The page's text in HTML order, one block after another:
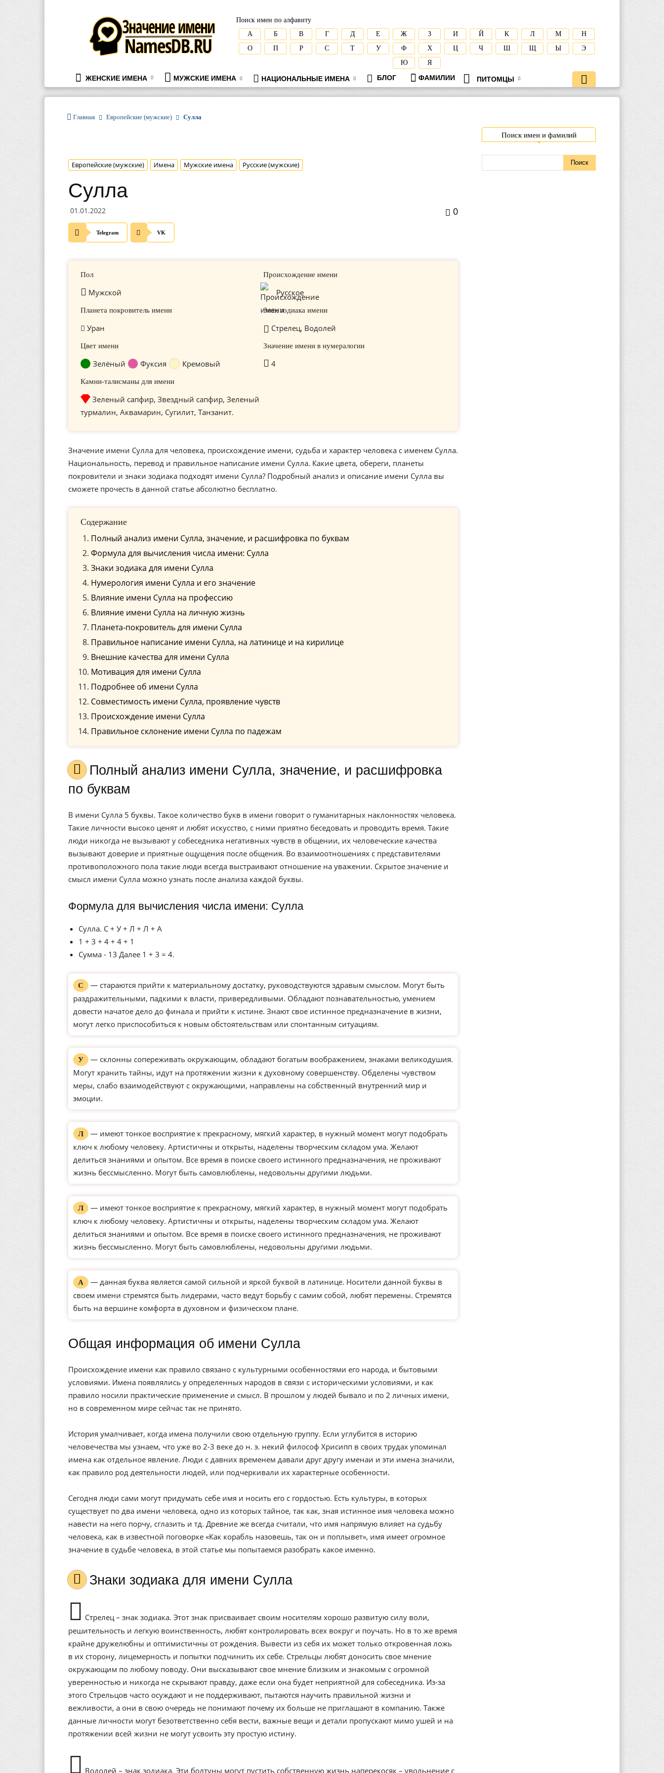
namesdb.ru
Поиск имен по алфавиту
А
Б В Г Д Е Ж З И Й К Л М
Н
О
П Р С Т У Ф Х Ц Ч Ш Щ Ы
Э
Ю
Я
ЖЕНСКИЕ ИМЕНА МУЖСКИЕ ИМЕНА НАЦИОНАЛЬНЫЕ ИМЕНА БЛОГ ФАМИЛИИ ПИТОМЦЫ
Главная Европейские (мужские) Сулла
Европейские (мужские) Имена Мужские имена Русские (мужские)
Сулла
01.01.2022 0
Telegram VK
Пол
Мужской
Происхождение имени
Русское
Планета покровитель имени
Уран
Знак зодиака имени
Стрелец, Водолей
Цвет имени
Зелёный Фуксия Кремовый
Значение имени в нумералогии
4
Камни-талисманы для имени
Зеленый сапфир, Звездный сапфир, Зеленый
турмалин, Аквамарин, Сугилит, Танзанит.
Значение имени Сулла для человека, происхождение имени, судьба и характер человека с именем Сулла.
Национальность, перевод и правильное написание имени Сулла. Какие цвета, обереги, планеты
покровители и знаки зодиака подходят имени Сулла? Подробный анализ и описание имени Сулла вы
сможете прочесть в данной статье абсолютно бесплатно.
Содержание
Полный анализ имени Сулла, значение, и расшифровка по буквам
Формула для вычисления числа имени: Сулла
Знаки зодиака для имени Сулла
Нумерология имени Сулла и его значение
Влияние имени Сулла на профессию
Влияние имени Сулла на личную жизнь
Планета-покровитель для имени Сулла
Правильное написание имени Сулла, на латинице и на кирилице
Внешние качества для имени Сулла
Мотивация для имени Сулла
Подробнее об имени Сулла
Совместимость имени Сулла, проявление чувств
Происхождение имени Сулла
Правильное склонение имени Сулла по падежам
Полный анализ имени Сулла, значение, и расшифровка
по буквам
В имени Сулла 5 буквы. Такое количество букв в имени говорит о гуманитарных наклонностях человека.
Такие личности высоко ценят и любят искусство, с ними приятно беседовать и проводить время. Такие
люди никогда не вызывают у собеседника негативных чувств в общении, их человеческие качества
вызывают доверие и приятные ощущения после общения. Во взаимоотношениях с представителями
противоположного пола такие люди всегда выстраивают отношение на уважении. Скрытое значение и
смысл имени Сулла можно узнать после анализа каждой буквы.
Формула для вычисления числа имени: Сулла
Сулла. С + У + Л + Л + А
1 + 3 + 4 + 4 + 1
Сумма - 13 Далее 1 + 3 = 4.
С
— стараются прийти к материальному достатку, руководствуются здравым смыслом. Могут быть
раздражительными, падкими к власти, привередливыми. Обладают познавательностью, умением
довести начатое дело до финала и прийти к истине. Знают свое истинное предназначение в жизни,
могут легко приспособиться к новым обстоятельствам или спонтанным ситуациям.
У
— склонны сопереживать окружающим, обладают богатым воображением, знаками великодушия.
Могут хранить тайны, идут на протяжении жизни к духовному совершенству. Обделены чувством
меры, слабо взаимодействуют с окружающими, направлены на собственный внутренний мир и
эмоции.
Л
— имеют тонкое восприятие к прекрасному, мягкий характер, в нужный момент могут подобрать
ключ к любому человеку. Артистичны и открыты, наделены творческим складом ума. Желают
делиться знаниями и опытом. Все время в поиске своего истинного предназначения, не проживают
жизнь бессмысленно. Могут быть самовлюблены, недовольны другими людьми.
Л
— имеют тонкое восприятие к прекрасному, мягкий характер, в нужный момент могут подобрать
ключ к любому человеку. Артистичны и открыты, наделены творческим складом ума. Желают
делиться знаниями и опытом. Все время в поиске своего истинного предназначения, не проживают
жизнь бессмысленно. Могут быть самовлюблены, недовольны другими людьми.
А
— данная буква является самой сильной и яркой буквой в латинице. Носители данной буквы в
своем имени стремятся быть лидерами, часто ведут борьбу с самим собой, любят перемены. Стремятся
быть на вершине комфорта в духовном и физическом плане.
Общая информация об имени Сулла
Происхождение имени как правило связано с культурными особенностями его народа, и бытовыми
условиями. Имена появлялись у определенных народов в связи с историческими условиями, и как
правило носили практические применение и смысл. В прошлом у людей бывало и по 2 личных имени,
но в современном мире сейчас так не принято.
История умалчивает, когда имена получили свою отдельную группу. Если углубится в историю
человечества мы узнаем, что уже во 2-3 веке до н. э. некий философ Хрисипп в своих трудах упоминал
имена как отдельное явление. Люди с давних временем давали друг другу именаи и эти имена значили,
как правило род деятельности людей, или подчеркивали их характерные особенности.
Сегодня люди сами могут придумать себе имя и носить его с гордостью. Есть культуры, в которых
существует по два имени человека, одно из которых тайное, так как, зная истинное имя человека можно
навести на него порчу, сглазить и тд. Древние же всегда считали, что имя напрямую влияет на судьбу
человека, как в известной поговорке «Как корабль назовешь, так он и поплывет», имя имеет огромное
значение в судьбе человека, в этой статье мы попытаемся разобрать какое именно.
Знаки зодиака для имени Сулла
Стрелец – знак зодиака. Этот знак присваивает своим носителям хорошо развитую силу воли,
решительность и легкую воинственность, любят контролировать всех вокруг и поучать. Но в то же время
крайне дружелюбны и оптимистичны от рождения. Вывести из себя их может только откровенная ложь
в их сторону, лицемерность и попытки подчинить их себе. Стрельцы любят доносить свое мнение
окружающим по любому поводу. Они высказывают свое мнение близким и знакомым с огромной
уверенностью и никогда не скрывают правду, даже если она будет неприятной для собеседника. Из-за
этого Стрельцов часто осуждают и не поддерживают, пытаются научить правильной жизни и
вежливости, а они в свою очередь не понимают почему их больше не приглашают в компанию. Также
данные личности могут безответственно себя вести, важные вещи и детали пропускают мимо ушей и на
протяжении всей жизни не могут усвоить эту простую истину.
Водолей – знак зодиака. Эти болтуны могут пустить собственную жизнь наперекосяк – увольнение с
Поиск имен и фамилий